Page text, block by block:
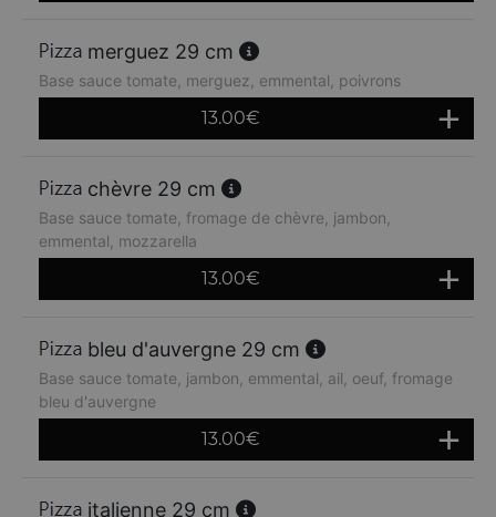
merguez 29 cm
Base sauce tomate, merguez, emmental, poivrons
13.00€
chèvre 29 cm
Base sauce tomate, fromage de chèvre, jambon,
emmental, mozzarella
13.00€
bleu d'auvergne 29 cm
Base sauce tomate, jambon, emmental, ail, oeuf, fromage
bleu d'auvergne
13.00€
italienne 29 cm